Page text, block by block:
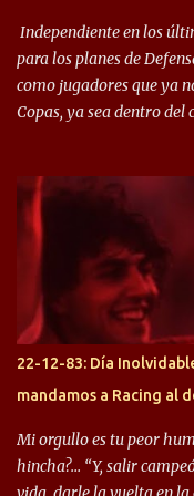
Independiente en los
para los planes de
como jugadores que ya
Copas, ya sea dentro
Halcón de Varela, como
préstamo allí durante el
gran manera,
copa sudamericana.
rendimiento que ha
jugaron en Defensa y
Gastón Togni y
futbolísticamente
ejemplo, el caso de
Seleccionado Argentino,
mostrar en Independiente.
22-12-83: Día
mandamos a Racing al
Mi orgullo es tu peor
hincha?… “Y, salir